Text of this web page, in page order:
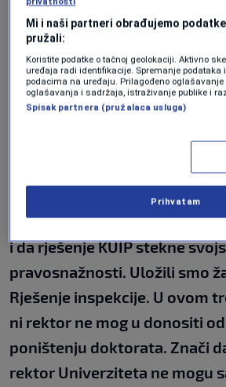
zakonitosti. Tu smo ukazali
zakonitosti. Sud je prepoznao
odložio izvršenje tog
parničnog postupka ili
"Mora se sačekati da se
i da rješenje KUIP stekne
pravosnažnosti. Uložili smo
Rješenje inspekcije. U ovom
ni rektor ne mog u donositi
poništenju doktorata. Znači
rektor Univerziteta ne mogu
Mi i naši partneri obrađujemo
pružali:
Koristite podatke o tačnoj geolokaciji. Aktivno
uređaja radi identifikacije. Spremanje podataka
podacima na uređaju. Prilagođeno
oglašavanja i sadržaja, istraživanje publike i
Spisak partnera (pružalaca usluga)
Prihvatam